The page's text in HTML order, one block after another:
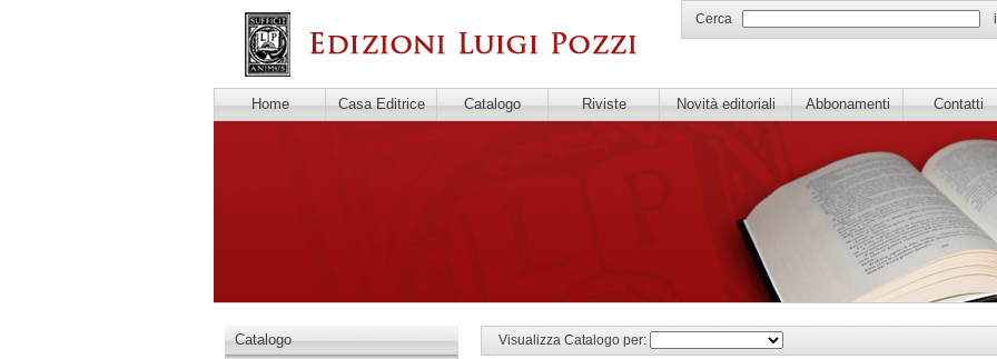
Cerca
Home Casa Editrice Catalogo Riviste Novità editoriali Abbonamenti Contatti
Catalogo Visualizza Catalogo per: